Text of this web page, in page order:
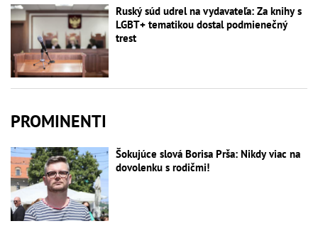
Ruský súd udrel na vydavateľa: Za knihy s
LGBT+ tematikou dostal podmienečný
trest
PROMINENTI
Šokujúce slová Borisa Prša: Nikdy viac na
dovolenku s rodičmi!